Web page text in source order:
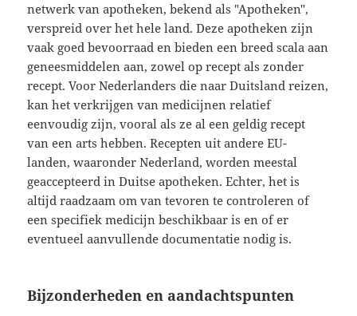
netwerk van apotheken, bekend als "Apotheken",
verspreid over het hele land. Deze apotheken zijn
vaak goed bevoorraad en bieden een breed scala aan
geneesmiddelen aan, zowel op recept als zonder
recept. Voor Nederlanders die naar Duitsland reizen,
kan het verkrijgen van medicijnen relatief
eenvoudig zijn, vooral als ze al een geldig recept
van een arts hebben. Recepten uit andere EU-
landen, waaronder Nederland, worden meestal
geaccepteerd in Duitse apotheken. Echter, het is
altijd raadzaam om van tevoren te controleren of
een specifiek medicijn beschikbaar is en of er
eventueel aanvullende documentatie nodig is.
Bijzonderheden en aandachtspunten